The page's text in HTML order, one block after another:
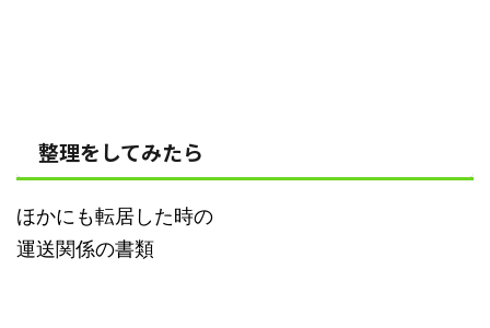
整理をしてみたら
ほかにも転居した時の
運送関係の書類